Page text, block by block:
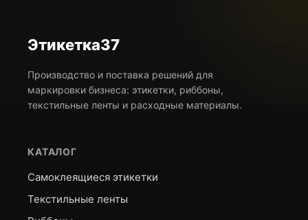
Этикетка37
Производство и поставка решений для
маркировки бизнеса: этикетки, риббоны,
текстильные ленты и расходные материалы.
КАТАЛОГ
Самоклеящиеся этикетки
Текстильные ленты